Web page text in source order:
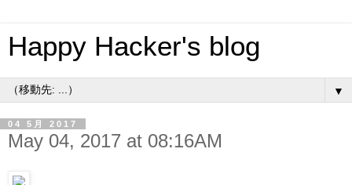
Happy Hacker's blog
▼
04 5月 2017
May 04, 2017 at 08:16AM